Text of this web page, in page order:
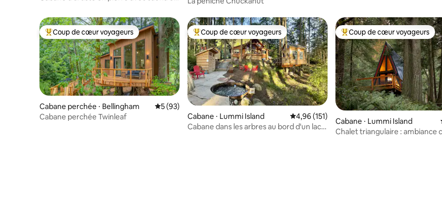
Coups de cœur voyageurs les plus appréciés
Coup de cœur voyageurs
Cabane perchée ⋅ Bellingham Évaluation moyenne sur la base de 93 commentaires : 5 sur 5
5 (93)
Cabane perchée Twinleaf
Coups de cœur voyageurs les plus appréciés
Coup de cœur voyageurs
Cabane ⋅ Lummi Island Évaluation moyenne sur la base de 151
4,96 (151)
Cabane dans les arbres au bord d'un lac
Coups de cœur voyageurs les
Coup de cœur voyageurs
Cabane ⋅ Lummi Island
Chalet triangulaire : ambiance